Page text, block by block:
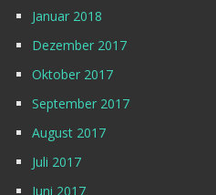
Januar 2018
Dezember 2017
Oktober 2017
September 2017
August 2017
Juli 2017
Juni 2017